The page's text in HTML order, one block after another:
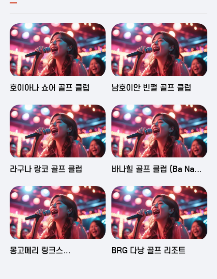
2025-06-03 16:43
호이아나 쇼어 골프 클럽 2025-06-03 15:09
남호이안 빈펄 골프 클럽
2025-06-03 15:05
라구나 랑코 골프 클럽 2025-06-03 14:58
바나힐 골프 클럽 (Ba Na
2025-06-03 14:50
몽고메리 링크스
2025-06-02 23:29
BRG 다낭 골프 리조트